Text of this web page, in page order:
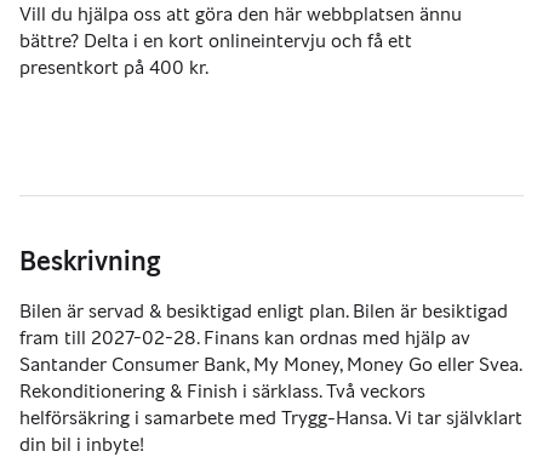
Vill du hjälpa oss att göra den här webbplatsen ännu
bättre? Delta i en kort onlineintervju och få ett
presentkort på 400 kr.
Beskrivning
Bilen är servad & besiktigad enligt plan. Bilen är besiktigad
fram till 2027-02-28. Finans kan ordnas med hjälp av
Santander Consumer Bank, My Money, Money Go eller Svea.
Rekonditionering & Finish i särklass. Två veckors
helförsäkring i samarbete med Trygg-Hansa. Vi tar självklart
din bil i inbyte!